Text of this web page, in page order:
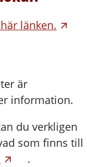
länken.
är
information.
du verkligen
som finns till
.